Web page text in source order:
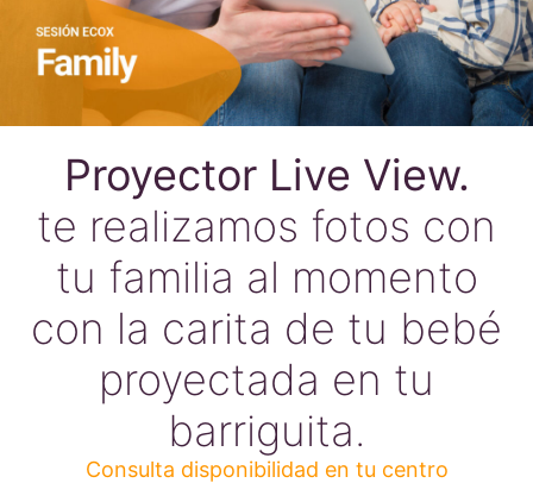
Proyector Live View.
te realizamos fotos con
tu familia al momento
con la carita de tu bebé
proyectada en tu
barriguita.
Consulta disponibilidad en tu centro